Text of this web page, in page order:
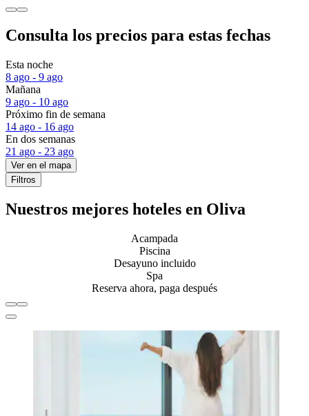
Consulta los precios para estas fechas
Esta noche
8 ago - 9 ago
Mañana
9 ago - 10 ago
Próximo fin de semana
14 ago - 16 ago
En dos semanas
21 ago - 23 ago
Ver en el mapa
Filtros
Nuestros mejores hoteles en Oliva
Acampada
Piscina
Desayuno incluido
Spa
Reserva ahora, paga después